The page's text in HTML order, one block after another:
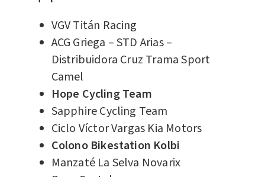
VGV Titán Racing
ACG Griega – STD Arias –
Distribuidora Cruz Trama Sport
Camel
Hope Cycling Team
Sapphire Cycling Team
Ciclo Víctor Vargas Kia Motors
Colono Bikestation Kolbi
Manzaté La Selva Novarix